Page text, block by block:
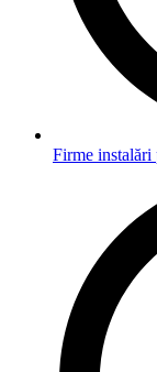
Firme instalări